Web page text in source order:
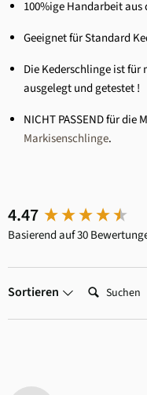
100%ige Handarbeit aus
Geeignet für Standard
Die Kederschlinge ist
ausgelegt und getestet !
NICHT PASSEND für die
Markisenschlinge.
4.47
Basierend auf 30
Sortieren Suchen:
New content loaded